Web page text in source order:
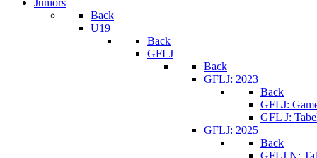
Juniors
Back
U19
Back
GFLJ
Back
GFLJ: 2023
Back
GFLJ:
GFL J:
GFLJ: 2025
Back
GFLJ N: